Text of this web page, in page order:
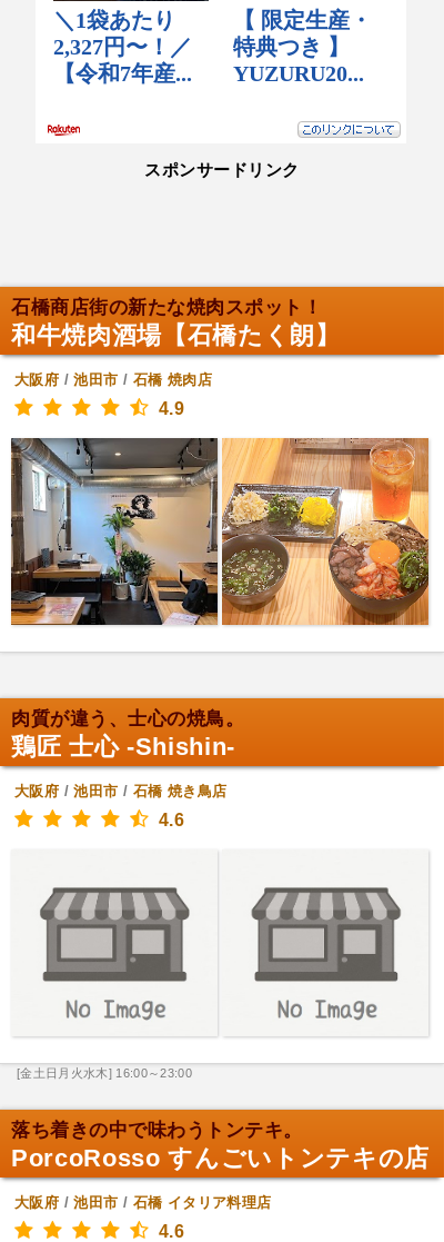
スポンサードリンク
石橋商店街の新たな焼肉スポット！
和牛焼肉酒場【石橋たく朗】
大阪府 /池田市 / 石橋 焼肉店
4.9
肉質が違う、士心の焼鳥。
鶏匠 士心 -Shishin-
大阪府 /池田市 / 石橋 焼き鳥店
4.6
[金土日月火水木] 16:00～23:00
落ち着きの中で味わうトンテキ。
PorcoRosso すんごいトンテキの店
大阪府 /池田市 / 石橋 イタリア料理店
4.6